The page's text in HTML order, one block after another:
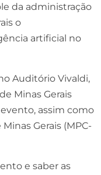
da administração
o
artificial no
Auditório Vivaldi,
Minas Gerais
assim como
Gerais (MPC-
e saber as